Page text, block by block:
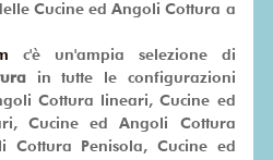
Cucine ed Angoli Cottura a
c'è un'ampia selezione di
in tutte le configurazioni
Cottura lineari, Cucine ed
Cucine ed Angoli Cottura
Cottura Penisola, Cucine ed